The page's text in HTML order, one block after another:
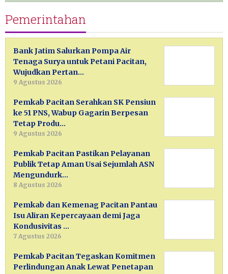
Pemerintahan
Bank Jatim Salurkan Pompa Air
Tenaga Surya untuk Petani Pacitan,
Wujudkan Pertan…
9 Agustus 2026
Pemkab Pacitan Serahkan SK Pensiun
ke 51 PNS, Wabup Gagarin Berpesan
Tetap Produ…
9 Agustus 2026
Pemkab Pacitan Pastikan Pelayanan
Publik Tetap Aman Usai Sejumlah ASN
Mengundurk…
8 Agustus 2026
Pemkab dan Kemenag Pacitan Pantau
Isu Aliran Kepercayaan demi Jaga
Kondusivitas …
7 Agustus 2026
Pemkab Pacitan Tegaskan Komitmen
Perlindungan Anak Lewat Penetapan